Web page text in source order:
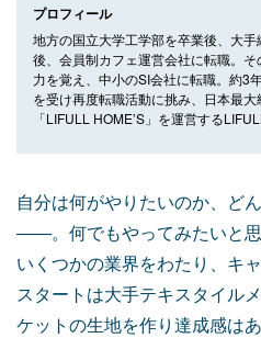
プロフィール
地方の国立大学工学部を卒業後、大
後、会員制カフェ運営会社に転職。
力を覚え、中小のSI会社に転職。約3
を受け再度転職活動に挑み、日本最
「LIFULL HOME’S」を運営する
自分は何がやりたいのか、ど
――。何でもやってみたいと
いくつかの業界をわたり、キ
スタートは大手テキスタイル
ケットの生地を作り達成感は